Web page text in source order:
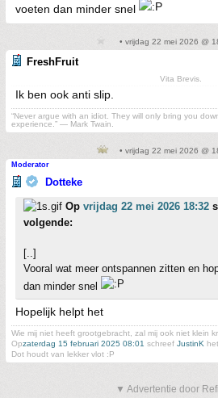
voeten dan minder snel
• vrijdag 22 mei 2026 @
FreshFruit
Vita Brevis.
Ik ben ook anti slip.
“Never argue with an idiot. They will only bring you
experience.” ― Mark Twain.
• vrijdag 22 mei 2026 @
Moderator
Dotteke
Op vrijdag 22 mei 2026 18:32
volgende:
[..]
Vooral wat meer ontspannen zitten en
dan minder snel
Hopelijk helpt het
Wie mij niet heeft grootgebracht, zal mij ook niet klein
Opzaterdag 15 februari 2025 08:01 schreef JustinK
Dot houdt van lekker vlot :P
▼ Advertentie door